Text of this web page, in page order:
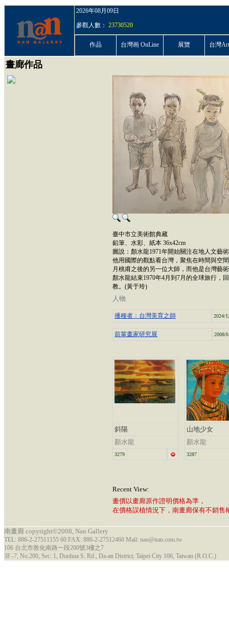
2026年08月09日
參觀人數： 23730520
作品 台灣画 OnLine 展覽 台灣
畫廊作品
臺中市立美術館典藏
鉛筆、水彩、紙本 36x42cm
圖說：顏水龍1971年開始關注在地人文藝
他用國際的觀點看台灣，聚焦在時間與空
月桃甫之後的另一位大師，而他是台灣藝
顏水龍結束1970年4月到7月的全球旅行，
教。(黃于玲)
人物
播種者：台灣美育之師 2024/
前輩畫家研究展 2008/
斜陽
顏水龍
3279
山地少女
顏水龍
3287
Recent View:
畫價以畫廊原作證明價格為準，
在價格誤植情況下，南畫廊保有不銷售
南畫廊 copyright©2008, Nan Gallery
TEL: 886-2-27511155 60 FAX: 886-2-27512460 Mail: nan@nan.com.tw
106 台北市敦化南路一段200號3樓之7
3F.-7, No.200, Sec. 1, Dunhua S. Rd., Da-an District, Taipei City 106, Taiwan (R.O.C.)